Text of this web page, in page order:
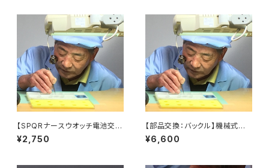
【SPQRナースウオッチ電池交
換】作業終了後にお手続きをお
願いします
¥2,750
【部品交換：バックル】機械式腕
時計
¥6,600